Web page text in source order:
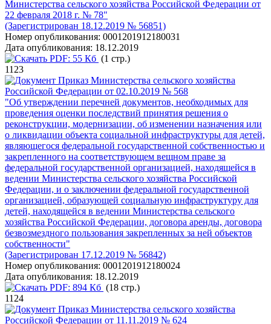
Министерства сельского хозяйства Российской Федерации от
22 февраля 2018 г. № 78"
(Зарегистрирован 18.12.2019 № 56851)
Номер опубликования: 0001201912180031
Дата опубликования: 18.12.2019
PDF: 55 Кб (1 стр.)
1123
Приказ Министерства сельского хозяйства
Российской Федерации от 02.10.2019 № 568
"Об утверждении перечней документов, необходимых для
проведения оценки последствий принятия решения о
реконструкции, модернизации, об изменении назначения или
о ликвидации объекта социальной инфраструктуры для детей,
являющегося федеральной государственной собственностью и
закрепленного на соответствующем вещном праве за
федеральной государственной организацией, находящейся в
ведении Министерства сельского хозяйства Российской
Федерации, и о заключении федеральной государственной
организацией, образующей социальную инфраструктуру для
детей, находящейся в ведении Министерства сельского
хозяйства Российской Федерации, договора аренды, договора
безвозмездного пользования закрепленных за ней объектов
собственности"
(Зарегистрирован 17.12.2019 № 56842)
Номер опубликования: 0001201912180024
Дата опубликования: 18.12.2019
PDF: 894 Кб (18 стр.)
1124
Приказ Министерства сельского хозяйства
Российской Федерации от 11.11.2019 № 624